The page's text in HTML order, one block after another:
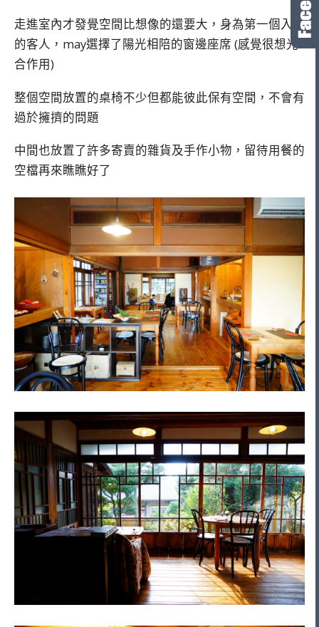
走進室內才發覺空間比想像的還要大，身為第一個入內
的客人，may選擇了陽光相陪的窗邊座席 (感覺很想光
合作用)
整個空間放置的桌椅不少但都能彼此保有空間，不會有
過於擁擠的問題
中間也放置了許多寄賣的雜貨及手作小物，留待用餐的
空檔再來瞧瞧好了